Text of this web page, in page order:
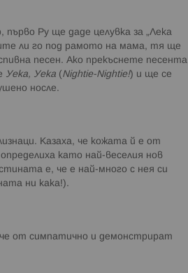
Ру ще даде целувка за „Лека
ли го под рамото на мама, тя ще
песен. Ако прекъснете песента
Уека, Уека (Nightie-Nightie!) и ще се
носле.
Казаха, че кожата й е от
като най-веселия нов
е, че е най-много с нея си
ни кака!).
от симпатично и демонстрират